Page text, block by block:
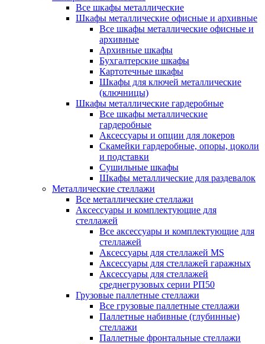
Все шкафы металлические
Шкафы металлические офисные и архивные
Все шкафы металлические офисные и
архивные
Архивные шкафы
Бухгалтерские шкафы
Картотечные шкафы
Шкафы для ключей металлические
(ключницы)
Шкафы металлические гардеробные
Все шкафы металлические
гардеробные
Аксессуары и опции для локеров
Скамейки гардеробные, опоры, цоколи
и подставки
Сушильные шкафы
Шкафы металлические для раздевалок
Металлические стеллажи
Все металлические стеллажи
Аксессуары и комплектующие для
стеллажей
Все аксессуары и комплектующие для
стеллажей
Аксессуары для стеллажей MS
Аксессуары для стеллажей гаражных
Аксессуары для стеллажей
среднегрузовых серии РП50
Грузовые паллетные стеллажи
Все грузовые паллетные стеллажи
Паллетные набивные (глубинные)
стеллажи
Паллетные фронтальные стеллажи